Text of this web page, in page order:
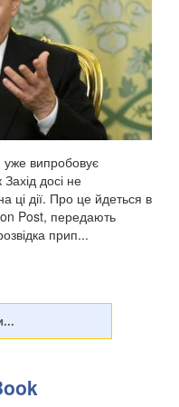
уже випробовує
Захід досі не
ці дії. Про це йдеться в
Post, передають
прип...